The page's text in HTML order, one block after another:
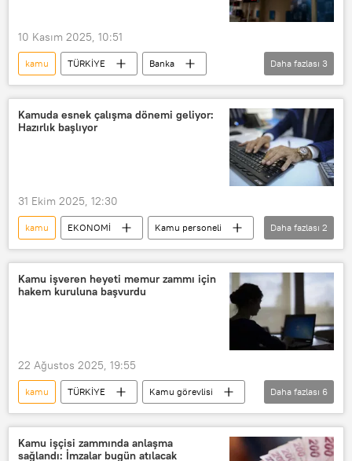
10 Kasım 2025, 10:51
kamu TÜRKİYE
Banka
Resmi tatil
Gazi Mustafa Kemal Atatürk
Çarşamba
Daha fazlası 3
Kamuda esnek çalışma dönemi geliyor:
Hazırlık başlıyor
31 Ekim 2025, 12:30
kamu EKONOMİ
Kamu personeli
hibrit çalışma
Kamuda esnek çalışma
Daha fazlası 2
Kamu işveren heyeti memur zammı için
hakem kuruluna başvurdu
22 Ağustos 2025, 19:55
kamu TÜRKİYE
Kamu görevlisi
Memur
Memur-Sen
Memur zammı
Memur maaşı
Daha fazlası 6
Kamu işçisi zammında anlaşma
sağlandı: İmzalar bugün atılacak